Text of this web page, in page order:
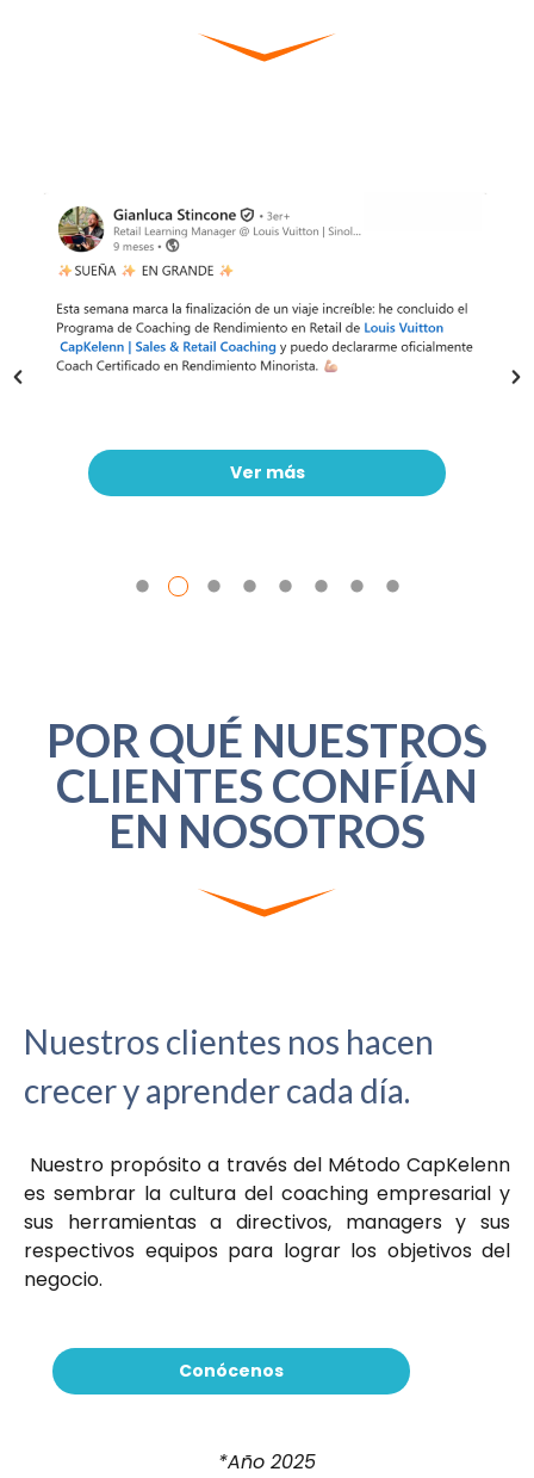
Ver más
POR QUÉ NUESTROS
CLIENTES CONFÍAN
EN NOSOTROS
Nuestros clientes nos hacen
crecer y aprender cada día.
Nuestro propósito a través del Método CapKelenn
es sembrar la cultura del coaching empresarial y
sus herramientas a directivos, managers y sus
respectivos equipos para lograr los objetivos del
negocio.
Conócenos
*Año 2025